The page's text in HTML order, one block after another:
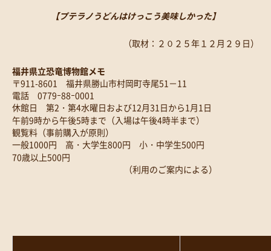
【プテラノうどんはけっこう美味しかった】
（取材：２０２５年１２月２９日）
福井県立恐竜博物館メモ
〒911-8601 福井県勝山市村岡町寺尾51－11
電話 0779ｰ88ｰ0001
休館日 第2・第4水曜日および12月31日から1月1日
午前9時から午後5時まで（入場は午後4時半まで）
観覧料（事前購入が原則）
一般1000円 高・大学生800円 小・中学生500円
70歳以上500円
（利用のご案内による）